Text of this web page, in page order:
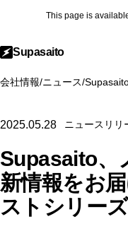
This page is
Supasaito
会社情報/ニュース/
2025.05.28 ニュースリリ
Supasaito、
新情報をお
ストシリー